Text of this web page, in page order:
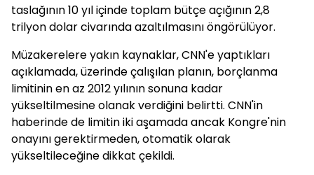
taslağının 10 yıl içinde toplam bütçe açığının 2,8
trilyon dolar civarında azaltılmasını öngörülüyor.
Müzakerelere yakın kaynaklar, CNN'e yaptıkları
açıklamada, üzerinde çalışılan planın, borçlanma
limitinin en az 2012 yılının sonuna kadar
yükseltilmesine olanak verdiğini belirtti. CNN'in
haberinde de limitin iki aşamada ancak Kongre'nin
onayını gerektirmeden, otomatik olarak
yükseltileceğine dikkat çekildi.